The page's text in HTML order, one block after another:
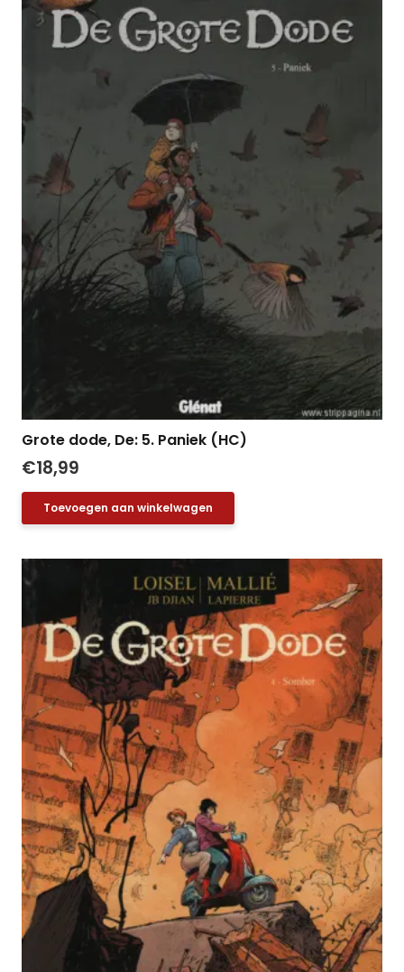
Grote dode, De: 5. Paniek (HC)
€18,99
Toevoegen aan winkelwagen